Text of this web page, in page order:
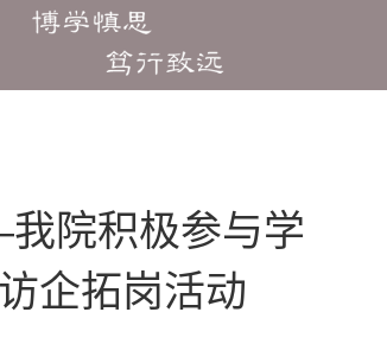
院积极参与学
企拓岗活动